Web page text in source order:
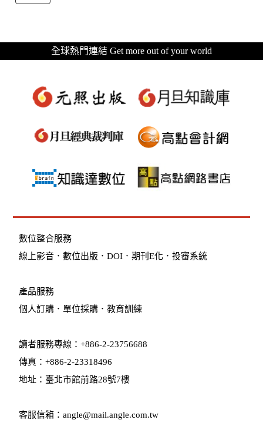
全球熱門連結 Get more out of your world
數位整合服務
線上影音 ．數位出版 ．DOI ．期刊E化 ．投審系統
產品服務
個人訂購 ． 單位採購 ．教育訓練
讀者服務專線：+886-2-23756688
傳真：+886-2-23318496
地址：臺北市館前路28號7樓
客服信箱：angle@mail.angle.com.tw